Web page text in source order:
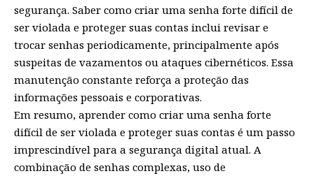
segurança. Saber como criar uma senha forte difícil de
ser violada e proteger suas contas inclui revisar e
trocar senhas periodicamente, principalmente após
suspeitas de vazamentos ou ataques cibernéticos. Essa
manutenção constante reforça a proteção das
informações pessoais e corporativas.
Em resumo, aprender como criar uma senha forte
difícil de ser violada e proteger suas contas é um passo
imprescindível para a segurança digital atual. A
combinação de senhas complexas, uso de